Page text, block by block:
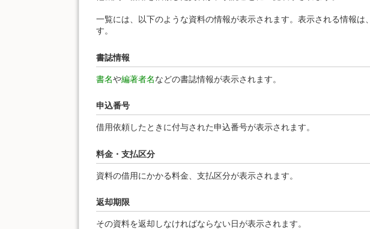
一覧には、以下のような資料の情報が表示されます。表示される情報
す。
書誌情報
書名や編著者名などの書誌情報が表示されます。
申込番号
借用依頼したときに付与された申込番号が表示されます。
料金・支払区分
資料の借用にかかる料金、支払区分が表示されます。
返却期限
その資料を返却しなければならない日が表示されます。